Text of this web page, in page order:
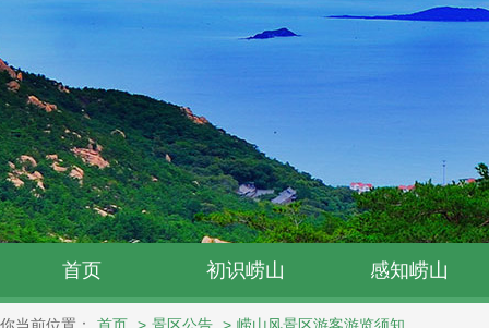
首页 初识崂山 感知崂山